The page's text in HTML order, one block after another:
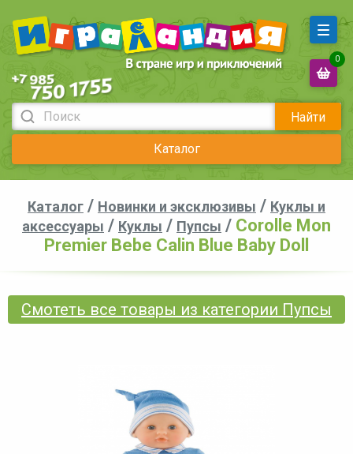
Найти
Каталог
0
Каталог / Новинки и эксклюзивы / Куклы и
аксессуары / Куклы / Пупсы / Corolle Mon
Premier Bebe Calin Blue Baby Doll
Смотеть все товары из категории Пупсы